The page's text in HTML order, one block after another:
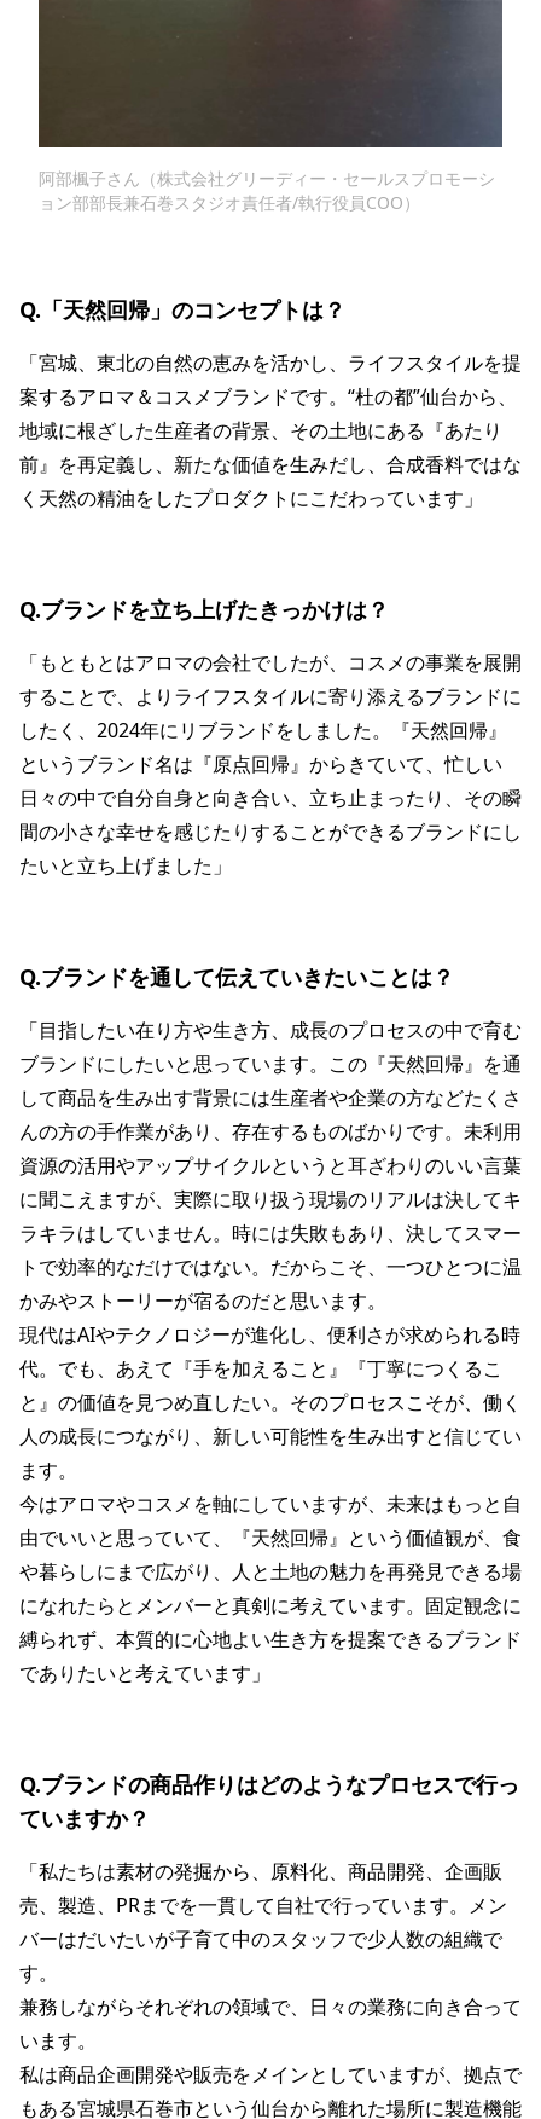
阿部楓子さん（株式会社グリーディー・セールスプロモーシ
ョン部部長兼石巻スタジオ責任者/執行役員COO）
Q.「天然回帰」のコンセプトは？
「宮城、東北の自然の恵みを活かし、ライフスタイルを提
案するアロマ＆コスメブランドです。“杜の都”仙台から、
地域に根ざした生産者の背景、その土地にある『あたり
前』を再定義し、新たな価値を生みだし、合成香料ではな
く天然の精油をしたプロダクトにこだわっています」
Q.ブランドを立ち上げたきっかけは？
「もともとはアロマの会社でしたが、コスメの事業を展開
することで、よりライフスタイルに寄り添えるブランドに
したく、2024年にリブランドをしました。『天然回帰』
というブランド名は『原点回帰』からきていて、忙しい
日々の中で自分自身と向き合い、立ち止まったり、その瞬
間の小さな幸せを感じたりすることができるブランドにし
たいと立ち上げました」
Q.ブランドを通して伝えていきたいことは？
「目指したい在り方や生き方、成長のプロセスの中で育む
ブランドにしたいと思っています。この『天然回帰』を通
して商品を生み出す背景には生産者や企業の方などたくさ
んの方の手作業があり、存在するものばかりです。未利用
資源の活用やアップサイクルというと耳ざわりのいい言葉
に聞こえますが、実際に取り扱う現場のリアルは決してキ
ラキラはしていません。時には失敗もあり、決してスマー
トで効率的なだけではない。だからこそ、一つひとつに温
かみやストーリーが宿るのだと思います。
現代はAIやテクノロジーが進化し、便利さが求められる時
代。でも、あえて『手を加えること』『丁寧につくるこ
と』の価値を見つめ直したい。そのプロセスこそが、働く
人の成長につながり、新しい可能性を生み出すと信じてい
ます。
今はアロマやコスメを軸にしていますが、未来はもっと自
由でいいと思っていて、『天然回帰』という価値観が、食
や暮らしにまで広がり、人と土地の魅力を再発見できる場
になれたらとメンバーと真剣に考えています。固定観念に
縛られず、本質的に心地よい生き方を提案できるブランド
でありたいと考えています」
Q.ブランドの商品作りはどのようなプロセスで行っ
ていますか？
「私たちは素材の発掘から、原料化、商品開発、企画販
売、製造、PRまでを一貫して自社で行っています。メン
バーはだいたいが子育て中のスタッフで少人数の組織で
す。
兼務しながらそれぞれの領域で、日々の業務に向き合って
います。
私は商品企画開発や販売をメインとしていますが、拠点で
もある宮城県石巻市という仙台から離れた場所に製造機能